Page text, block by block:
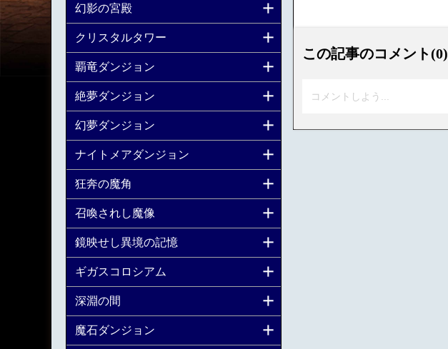
この記事のコメント(0)
コメントしよう...
幻影の宮殿
クリスタルタワー
覇竜ダンジョン
絶夢ダンジョン
幻夢ダンジョン
ナイトメアダンジョン
狂奔の魔角
召喚されし魔像
鏡映せし異境の記憶
ギガスコロシアム
深淵の間
魔石ダンジョン